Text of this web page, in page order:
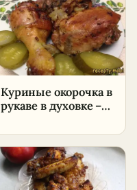
Куриные окорочка в
рукаве в духовке –
медово-горчичным
соусом